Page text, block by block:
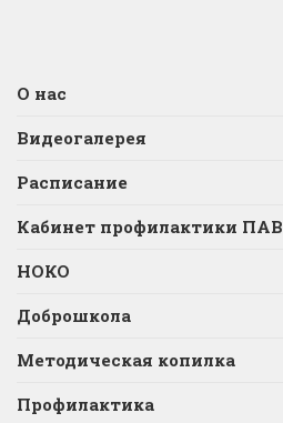
О нас
Видеогалерея
Расписание
Кабинет профилактики ПАВ
НОКО
Доброшкола
Методическая копилка
Профилактика